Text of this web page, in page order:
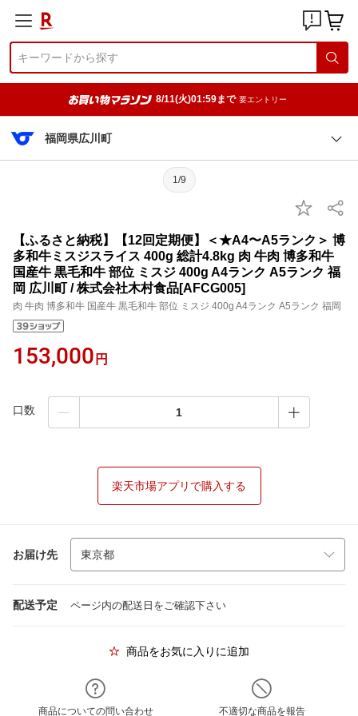
8/11(火)01:59まで 要エントリー
福岡県広川町
1/9
【ふるさと納税】【12回定期便】＜★A4〜A5ランク＞ 博
多和牛ミスジスライス 400g 総計4.8kg 肉 牛肉 博多和牛
国産牛 黒毛和牛 部位 ミスジ 400g A4ランク A5ランク 福
岡 広川町 / 株式会社木村食品[AFCG005]
肉 牛肉 博多和牛 国産牛 黒毛和牛 部位 ミスジ 400g A4ランク A5ランク 福岡
153,000 円
口数
楽天市場アプリで購入する
お届け先
配送予定 ページ内の配送日をご確認下さい
商品をお気に入りに追加
商品についての問い合わせ 不適切な商品を報告